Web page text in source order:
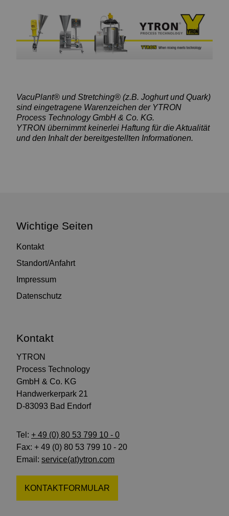
VacuPlant® und Stretching® (z.B. Joghurt und Quark)
sind eingetragene Warenzeichen der YTRON
Process Technology GmbH & Co. KG.
YTRON übernimmt keinerlei Haftung für die Aktualität
und den Inhalt der bereitgestellten Informationen.
Wichtige Seiten
Kontakt
Standort/Anfahrt
Impressum
Datenschutz
Kontakt
YTRON
Process Technology
GmbH & Co. KG
Handwerkerpark 21
D-83093 Bad Endorf
Tel: + 49 (0) 80 53 799 10 - 0
Fax: + 49 (0) 80 53 799 10 - 20
Email: service(at)ytron.com
KONTAKTFORMULAR